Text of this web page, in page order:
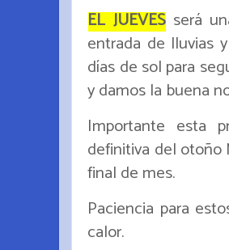
EL JUEVESserá
entrada de lluvias
días de sol para
y damos la buena
Importante esta
definitiva del otoño
final de mes.
Paciencia para
calor.